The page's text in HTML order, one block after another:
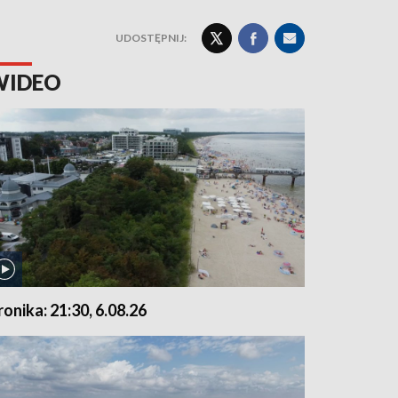
UDOSTĘPNIJ:
21:30, 6.08.26